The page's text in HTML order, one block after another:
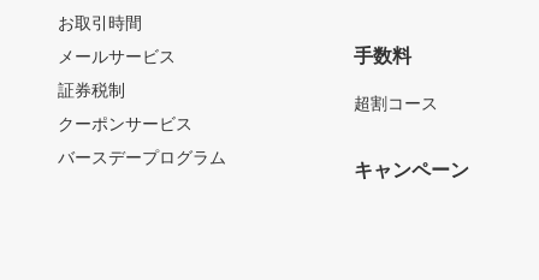
お取引時間
メールサービス
証券税制
クーポンサービス
バースデープログラム
手数料
超割コース
キャンペーン